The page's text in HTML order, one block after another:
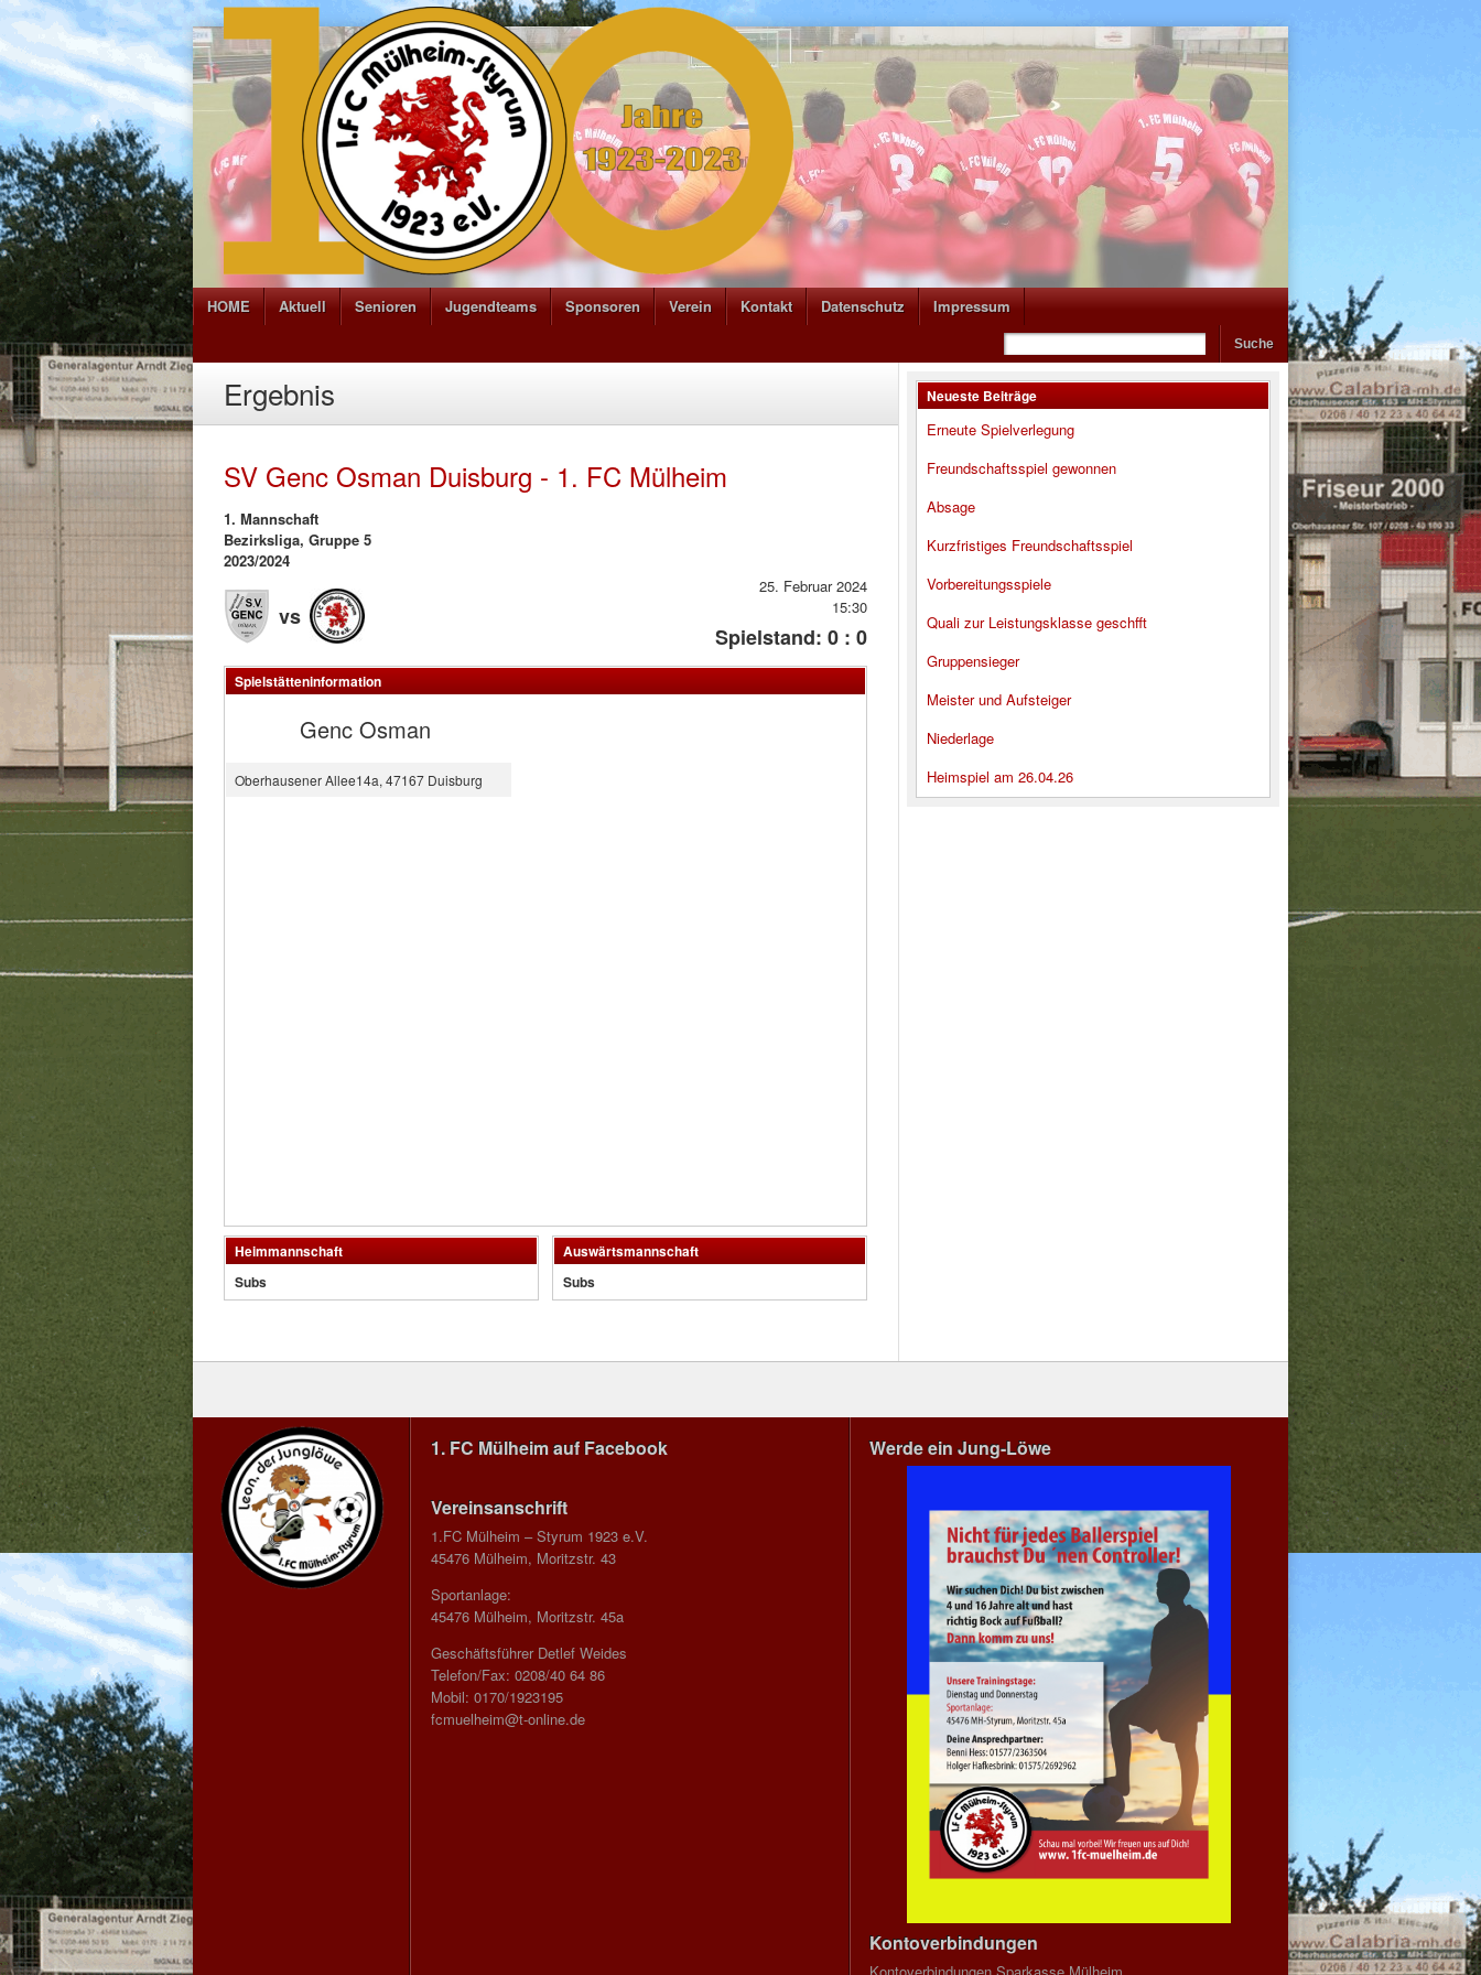
HOME Aktuell Senioren Jugendteams Sponsoren Verein Kontakt Datenschutz Impressum
Ergebnis
SV Genc Osman Duisburg - 1. FC Mülheim
1. Mannschaft
Bezirksliga, Gruppe 5
2023/2024
vs
25. Februar 2024
15:30
Spielstand: 0 : 0
Spielstätteninformation
Genc Osman
Oberhausener Allee14a, 47167 Duisburg
Heimmannschaft
Subs
Auswärtsmannschaft
Subs
Neueste Beiträge
Erneute Spielverlegung
Freundschaftsspiel gewonnen
Absage
Kurzfristiges Freundschaftsspiel
Vorbereitungsspiele
Quali zur Leistungsklasse geschfft
Gruppensieger
Meister und Aufsteiger
Niederlage
Heimspiel am 26.04.26
1. FC Mülheim auf Facebook
Vereinsanschrift
1.FC Mülheim – Styrum 1923 e.V.
45476 Mülheim, Moritzstr. 43
Sportanlage:
45476 Mülheim, Moritzstr. 45a
Geschäftsführer Detlef Weides
Telefon/Fax: 0208/40 64 86
Mobil: 0170/1923195
fcmuelheim@t-online.de
Werde ein Jung-Löwe
Kontoverbindungen